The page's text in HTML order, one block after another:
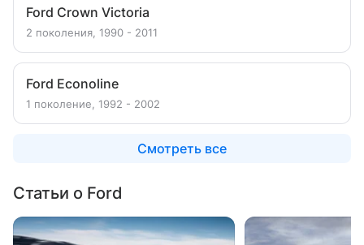
Ford Crown Victoria
2 поколения, 1990 - 2011
Ford Econoline
1 поколение, 1992 - 2002
Смотреть все
Статьи о Ford